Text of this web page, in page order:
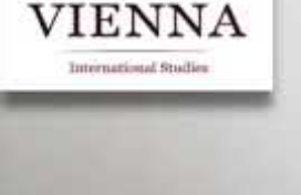
unterzeichneten Bologna-
schaffen, in dem die Mobilität
im Rahmen
Studienleistung möglich ist.
im April 2022 die Vertretungen